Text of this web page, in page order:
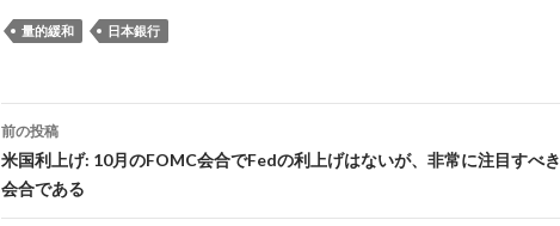
量的緩和 日本銀行
投
稿
ナ
前の投稿
米国利上げ: 10月のFOMC会合でFedの利上げはないが、非常に注目すべき
会合である